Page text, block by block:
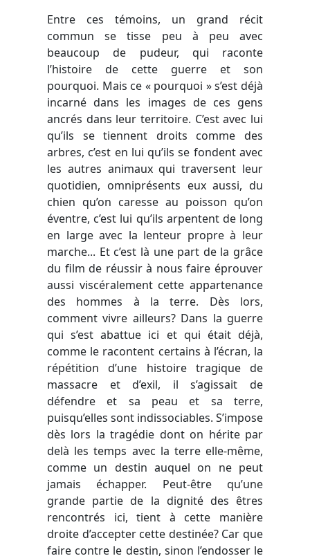
Entre ces témoins, un grand récit
commun se tisse peu à peu avec
beaucoup de pudeur, qui raconte
l’histoire de cette guerre et son
pourquoi. Mais ce « pourquoi » s’est déjà
incarné dans les images de ces gens
ancrés dans leur territoire. C’est avec lui
qu’ils se tiennent droits comme des
arbres, c’est en lui qu’ils se fondent avec
les autres animaux qui traversent leur
quotidien, omniprésents eux aussi, du
chien qu’on caresse au poisson qu’on
éventre, c’est lui qu’ils arpentent de long
en large avec la lenteur propre à leur
marche... Et c’est là une part de la grâce
du film de réussir à nous faire éprouver
aussi viscéralement cette appartenance
des hommes à la terre. Dès lors,
comment vivre ailleurs? Dans la guerre
qui s’est abattue ici et qui était déjà,
comme le racontent certains à l’écran, la
répétition d’une histoire tragique de
massacre et d’exil, il s’agissait de
défendre et sa peau et sa terre,
puisqu’elles sont indissociables. S’impose
dès lors la tragédie dont on hérite par
delà les temps avec la terre elle-même,
comme un destin auquel on ne peut
jamais échapper. Peut-être qu’une
grande partie de la dignité des êtres
rencontrés ici, tient à cette manière
droite d’accepter cette destinée? Car que
faire contre le destin, sinon l’endosser le